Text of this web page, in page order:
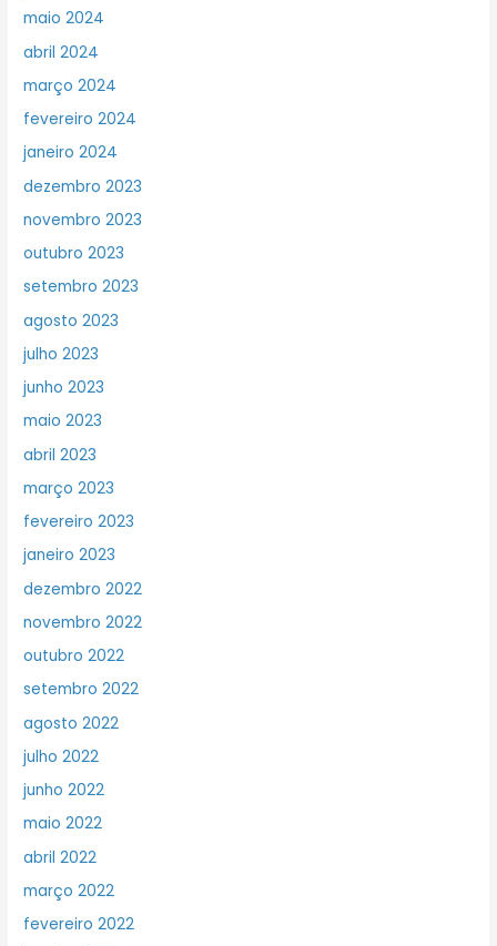
maio 2024
abril 2024
março 2024
fevereiro 2024
janeiro 2024
dezembro 2023
novembro 2023
outubro 2023
setembro 2023
agosto 2023
julho 2023
junho 2023
maio 2023
abril 2023
março 2023
fevereiro 2023
janeiro 2023
dezembro 2022
novembro 2022
outubro 2022
setembro 2022
agosto 2022
julho 2022
junho 2022
maio 2022
abril 2022
março 2022
fevereiro 2022